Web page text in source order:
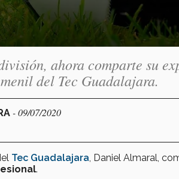
ahora comparte su
del Tec Guadalajara.
- 09/07/2020
Tec Guadalajara , Daniel Almaral,
.